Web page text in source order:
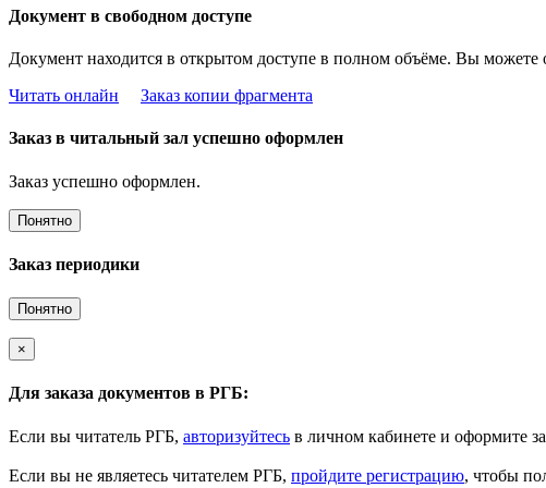
Документ в свободном доступе
Документ находится в открытом доступе в полном объёме. Вы
Читать онлайн
Заказ копии фрагмента
Заказ в читальный зал успешно оформлен
Заказ успешно оформлен.
Понятно
Заказ периодики
Понятно
×
Для заказа документов в РГБ:
Если вы читатель РГБ, авторизуйтесь в личном кабинете и оформите
Если вы не являетесь читателем РГБ, пройдите регистрацию, чтобы